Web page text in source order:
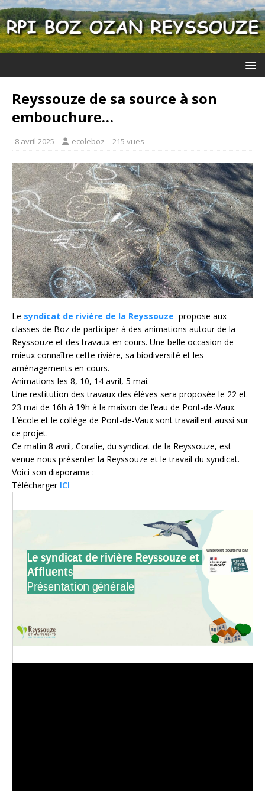
Reyssouze de sa source à son
embouchure…
8 avril 2025 ecoleboz 215 vues
Le syndicat de rivière de la Reyssouze propose aux
classes de Boz de participer à des animations autour de la
Reyssouze et des travaux en cours. Une belle occasion de
mieux connaître cette rivière, sa biodiversité et les
aménagements en cours.
Animations les 8, 10, 14 avril, 5 mai.
Une restitution des travaux des élèves sera proposée le 22 et
23 mai de 16h à 19h à la maison de l’eau de Pont-de-Vaux.
L’école et le collège de Pont-de-Vaux sont travaillent aussi sur
ce projet.
Ce matin 8 avril, Coralie, du syndicat de la Reyssouze, est
venue nous présenter la Reyssouze et le travail du syndicat.
Voici son diaporama :
Télécharger ICI